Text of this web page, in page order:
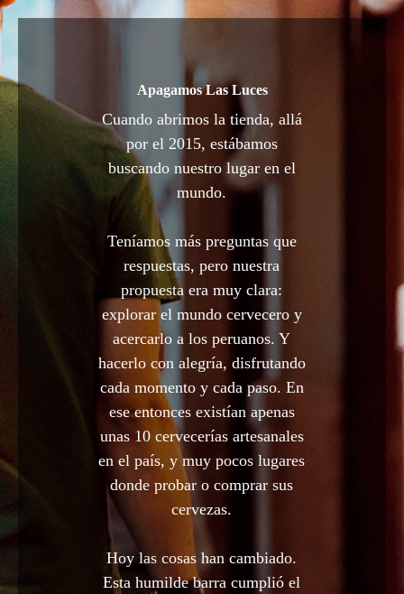
Apagamos Las Luces
Cuando abrimos la tienda, allá
por el 2015, estábamos
buscando nuestro lugar en el
mundo.
Teníamos más preguntas que
respuestas, pero nuestra
propuesta era muy clara:
explorar el mundo cervecero y
acercarlo a los peruanos. Y
hacerlo con alegría, disfrutando
cada momento y cada paso. En
ese entonces existían apenas
unas 10 cervecerías artesanales
en el país, y muy pocos lugares
donde probar o comprar sus
cervezas.
Hoy las cosas han cambiado.
Esta humilde barra cumplió el